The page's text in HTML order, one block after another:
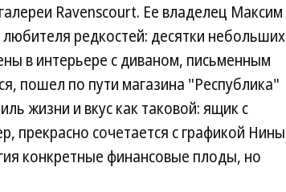
Ravenscourt. Ее владелец Максим
редкостей: десятки небольших
в интерьере с диваном, письменным
пошел по пути магазина "Республика"
жизни и вкус как таковой: ящик с
прекрасно сочетается с графикой Нины
конкретные финансовые плоды, но